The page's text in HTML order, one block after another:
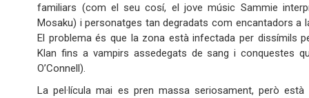
familiars (com el seu cosí, el jove músic Sammie
Mosaku) i personatges tan degradats com encantadors a
El problema és que la zona està infectada per dissímils
Klan fins a vampirs assedegats de sang i conquestes
O’Connell).
La pel·lícula mai es pren massa seriosament, però